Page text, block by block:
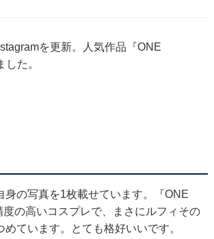
を更新。人気作品『ONE
た。
の写真を1枚載せています。『ONE
の高いコスプレで、まさにルフィその
ています。とても格好いいです。